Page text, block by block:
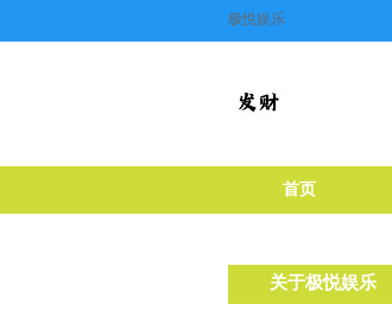
极悦娱乐
首页
关于极悦娱乐